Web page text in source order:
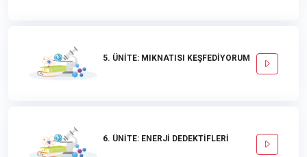
5. ÜNİTE: MIKNATISI KEŞFEDİYORUM
6. ÜNİTE: ENERJİ DEDEKTİFLERİ